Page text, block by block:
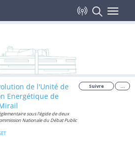
Toggle
de l'Unité de
Energétique de
sous l'égide de deux
Nationale du Débat Public
Suivre ...